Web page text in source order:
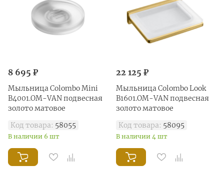
8 695 ₽
Мыльница Colombo Mini
B4001.OM-VAN подвесная
золото матовое
Код товара: 58055
В наличии 6 шт
22 125 ₽
Мыльница Colombo Look
B1601.OM-VAN подвесная
золото матовое
Код товара: 58095
В наличии 4 шт